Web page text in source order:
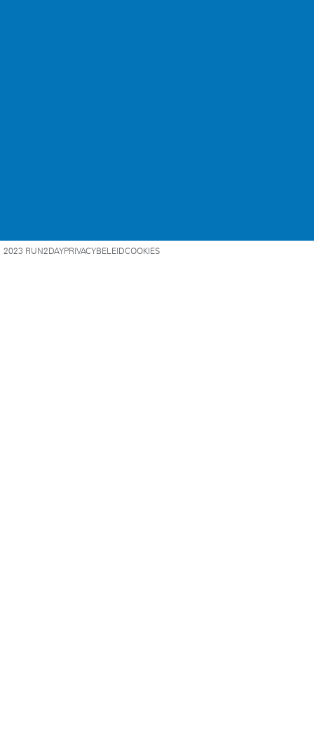
2023 RUN2DAYPRIVACYBELEIDCOOKIES